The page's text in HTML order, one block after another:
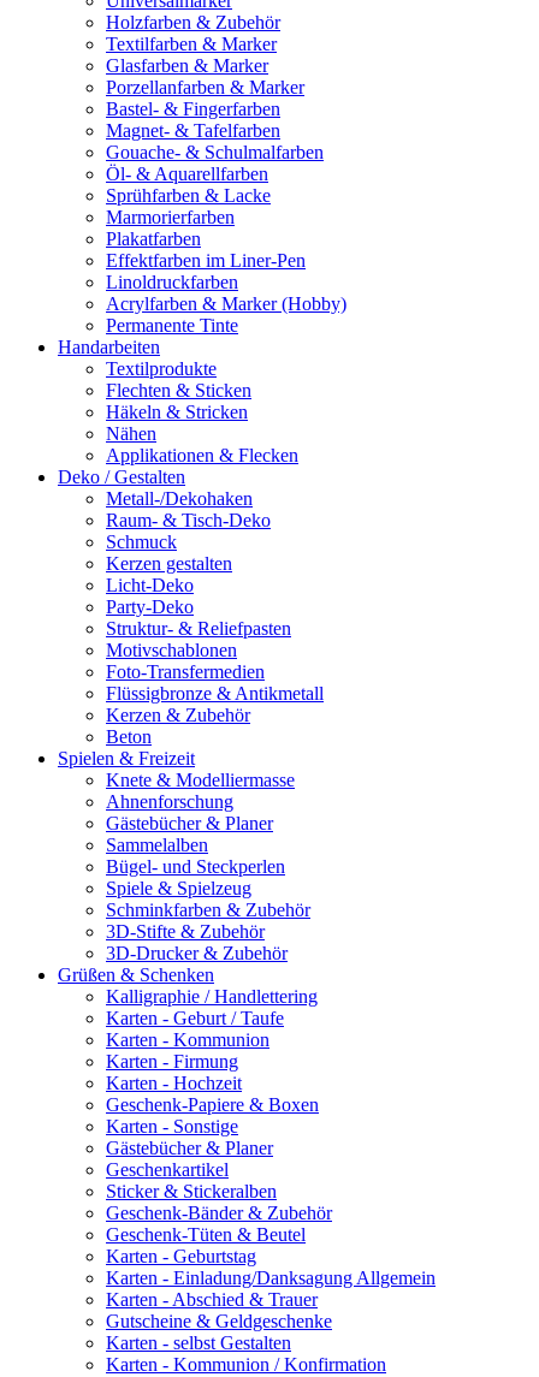
Holzfarben & Zubehör
Textilfarben & Marker
Glasfarben & Marker
Porzellanfarben & Marker
Bastel- & Fingerfarben
Magnet- & Tafelfarben
Gouache- & Schulmalfarben
Öl- & Aquarellfarben
Sprühfarben & Lacke
Marmorierfarben
Plakatfarben
Effektfarben im Liner-Pen
Linoldruckfarben
Acrylfarben & Marker (Hobby)
Permanente Tinte
Handarbeiten
Textilprodukte
Flechten & Sticken
Häkeln & Stricken
Nähen
Applikationen & Flecken
Deko / Gestalten
Metall-/Dekohaken
Raum- & Tisch-Deko
Schmuck
Kerzen gestalten
Licht-Deko
Party-Deko
Struktur- & Reliefpasten
Motivschablonen
Foto-Transfermedien
Flüssigbronze & Antikmetall
Kerzen & Zubehör
Beton
Spielen & Freizeit
Knete & Modelliermasse
Ahnenforschung
Gästebücher & Planer
Sammelalben
Bügel- und Steckperlen
Spiele & Spielzeug
Schminkfarben & Zubehör
3D-Stifte & Zubehör
3D-Drucker & Zubehör
Grüßen & Schenken
Kalligraphie / Handlettering
Karten - Geburt / Taufe
Karten - Kommunion
Karten - Firmung
Karten - Hochzeit
Geschenk-Papiere & Boxen
Karten - Sonstige
Gästebücher & Planer
Geschenkartikel
Sticker & Stickeralben
Geschenk-Bänder & Zubehör
Geschenk-Tüten & Beutel
Karten - Geburtstag
Karten - Einladung/Danksagung Allgemein
Karten - Abschied & Trauer
Gutscheine & Geldgeschenke
Karten - selbst Gestalten
Karten - Kommunion / Konfirmation